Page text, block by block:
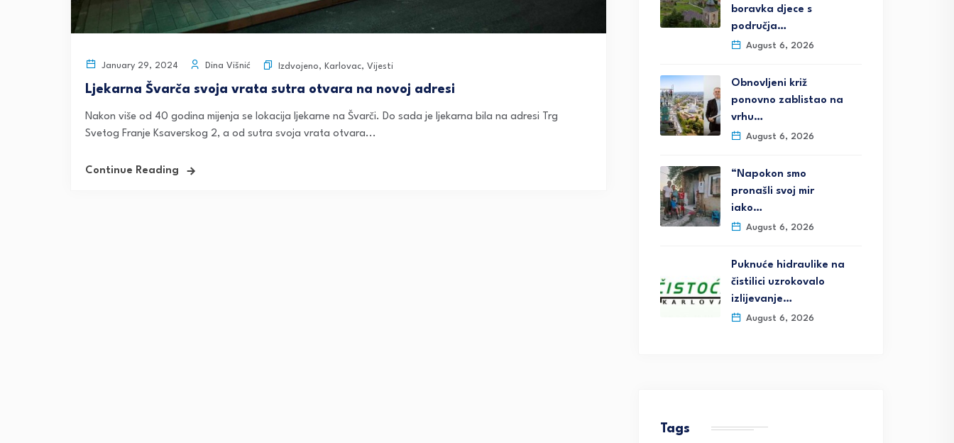
January 29, 2024 Dina Višnić Izdvojeno, Karlovac, Vijesti
Ljekarna Švarča svoja vrata sutra otvara na novoj adresi
Nakon više od 40 godina mijenja se lokacija ljekarne na Švarči. Do sada je ljekarna bila na adresi Trg
Svetog Franje Ksaverskog 2, a od sutra svoja vrata otvara...
Continue Reading
boravka djece s
područja…
August 6, 2026
Obnovljeni križ
ponovno zablistao na
vrhu…
August 6, 2026
“Napokon smo
pronašli svoj mir
iako…
August 6, 2026
Puknuće hidraulike na
čistilici uzrokovalo
izlijevanje…
August 6, 2026
Tags